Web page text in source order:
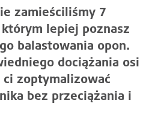
zamieściliśmy 7
lepiej poznasz
balastowania opon.
dociążania osi
zoptymalizować
bez przeciążania i